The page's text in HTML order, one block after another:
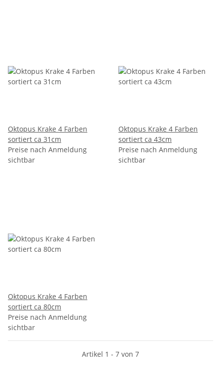
Oktopus Krake 4 Farben
sortiert ca 31cm
Preise nach Anmeldung
sichtbar
Oktopus Krake 4 Farben
sortiert ca 43cm
Preise nach Anmeldung
sichtbar
Oktopus Krake 4 Farben
sortiert ca 80cm
Preise nach Anmeldung
sichtbar
Artikel 1 - 7 von 7